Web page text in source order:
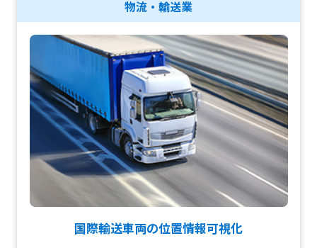
物流・輸送業
国際輸送車両の位置情報可視化